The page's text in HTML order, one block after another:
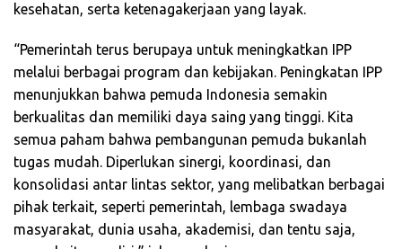
kesehatan, serta ketenagakerjaan yang layak.
“Pemerintah terus berupaya untuk meningkatkan IPP
melalui berbagai program dan kebijakan. Peningkatan IPP
menunjukkan bahwa pemuda Indonesia semakin
berkualitas dan memiliki daya saing yang tinggi. Kita
semua paham bahwa pembangunan pemuda bukanlah
tugas mudah. Diperlukan sinergi, koordinasi, dan
konsolidasi antar lintas sektor, yang melibatkan berbagai
pihak terkait, seperti pemerintah, lembaga swadaya
masyarakat, dunia usaha, akademisi, dan tentu saja,